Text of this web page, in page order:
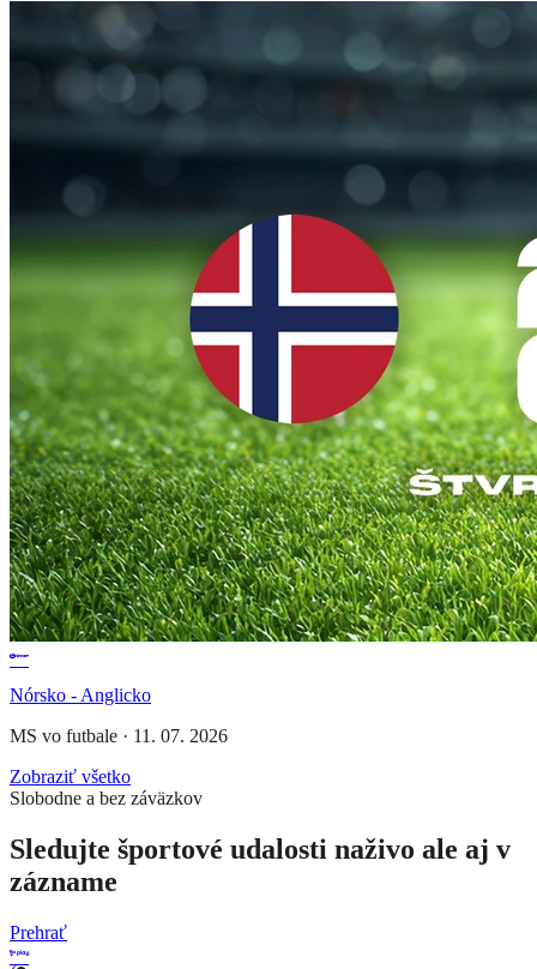
Nórsko - Anglicko
MS vo futbale · 11. 07. 2026
Zobraziť všetko
Slobodne a bez záväzkov
Sledujte športové udalosti naživo ale aj v
zázname
Prehrať